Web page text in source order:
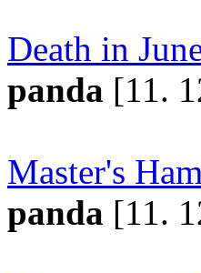
Death in
panda [11.
Master's
panda [11.